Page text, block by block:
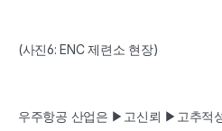
(사진6: ENC 제련소 현장)
우주항공 산업은 ▶고신뢰 ▶고추적